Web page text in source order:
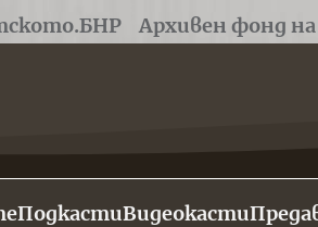
Архивен фонд
ПодкастиВидеокасти